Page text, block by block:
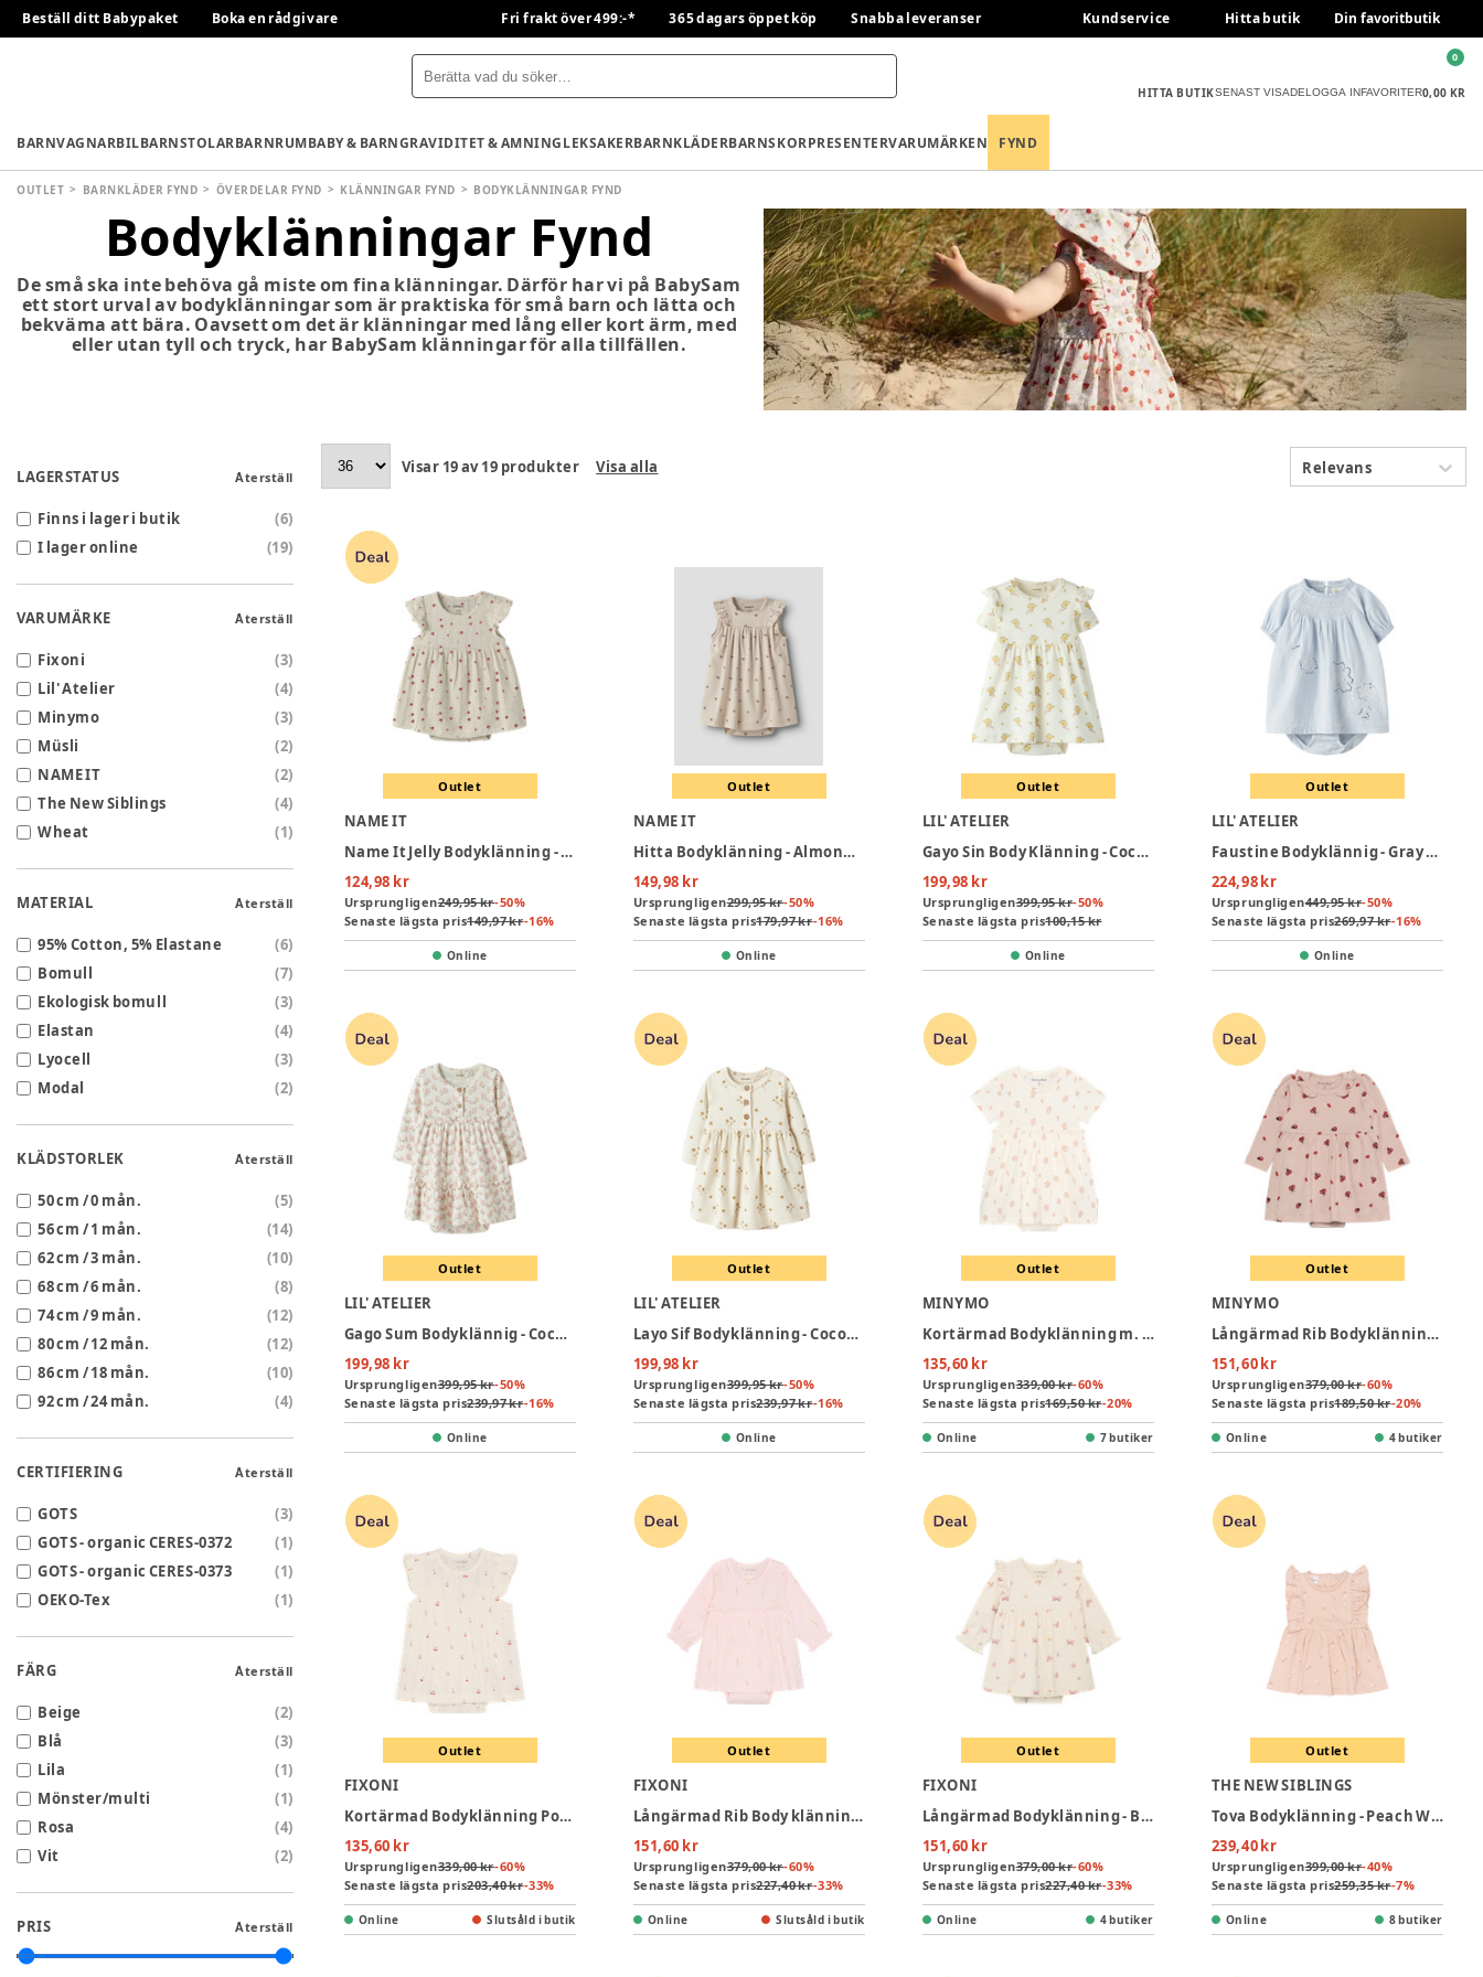
Beställ ditt Babypaket Boka en rådgivare Fri frakt över 499:-* 365 dagars öppet köp Snabba leveranser Kundservice Hitta butik Din favoritbutik
HITTA BUTIKSENAST VISADELOGGA INFAVORITER0,00 KR
0
BARNVAGNARBILBARNSTOLARBARNRUMBABY & BARNGRAVIDITET & AMNINGLEKSAKERBARNKLÄDERBARNSKORPRESENTERVARUMÄRKEN FYND
OUTLET BARNKLÄDER FYND ÖVERDELAR FYND KLÄNNINGAR FYND BODYKLÄNNINGAR FYND
Bodyklänningar Fynd
De små ska inte behöva gå miste om fina klänningar. Därför har vi på BabySam
ett stort urval av bodyklänningar som är praktiska för små barn och lätta och
bekväma att bära. Oavsett om det är klänningar med lång eller kort ärm, med
eller utan tyll och tryck, har BabySam klänningar för alla tillfällen.
LAGERSTATUS Återställ
Finns i lager i butik (6)
I lager online
(19)
VARUMÄRKE Återställ
Fixoni (3)
Lil' Atelier
(4)
Minymo
(3)
Müsli
(2)
NAME IT
(2)
The New Siblings
(4)
Wheat
(1)
MATERIAL Återställ
95% Cotton, 5% Elastane (6)
Bomull
(7)
Ekologisk bomull
(3)
Elastan
(4)
Lyocell
(3)
Modal
(2)
KLÄDSTORLEK Återställ
50 cm / 0 mån. (5)
56 cm / 1 mån.
(14)
62 cm / 3 mån.
(10)
68 cm / 6 mån.
(8)
74 cm / 9 mån.
(12)
80 cm / 12 mån.
(12)
86 cm / 18 mån.
(10)
92 cm / 24 mån.
(4)
CERTIFIERING Återställ
GOTS (3)
GOTS - organic CERES-0372
(1)
GOTS - organic CERES-0373
(1)
OEKO-Tex
(1)
FÄRG Återställ
Beige (2)
Blå
(3)
Lila
(1)
Mönster/multi
(1)
Rosa
(4)
Vit
(2)
PRIS Återställ
Visar 19av19 produkter Visa alla Relevans
Outlet
NAME IT
Name It Jelly Bodyklänning - Peyote Melange
124,98 kr
Ursprungligen249,95 kr-50%
Senaste lägsta pris149,97 kr-16%
Online
Outlet
NAME IT
Hitta Bodyklänning - Almond milk
149,98 kr
Ursprungligen299,95 kr-50%
Senaste lägsta pris179,97 kr-16%
Online
Outlet
LIL' ATELIER
Gayo Sin Body Klänning - Coconut Milk
199,98 kr
Ursprungligen399,95 kr-50%
Senaste lägsta pris100,15 kr
Online
Outlet
LIL' ATELIER
Faustine Bodyklännig - Gray Dawn
224,98 kr
Ursprungligen449,95 kr-50%
Senaste lägsta pris269,97 kr-16%
Online
Outlet
LIL' ATELIER
Gago Sum Bodyklännig - Coconut Milk
199,98 kr
Ursprungligen399,95 kr-50%
Senaste lägsta pris239,97 kr-16%
Online
Outlet
LIL' ATELIER
Layo Sif Bodyklänning - Coconut Milk
199,98 kr
Ursprungligen399,95 kr-50%
Senaste lägsta pris239,97 kr-16%
Online
Outlet
MINYMO
Kortärmad Bodyklänning m. Tryck - Vanilla Ice
135,60 kr
Ursprungligen339,00 kr-60%
Senaste lägsta pris169,50 kr-20%
Online 7 butiker
Outlet
MINYMO
Långärmad Rib Bodyklänning m. Tryck - Peach Whip
151,60 kr
Ursprungligen379,00 kr-60%
Senaste lägsta pris189,50 kr-20%
Online 4 butiker
Outlet
FIXONI
Kortärmad Bodyklänning Pointelle - Eggnog
135,60 kr
Ursprungligen339,00 kr-60%
Senaste lägsta pris203,40 kr-33%
Online Slutsåld i butik
Outlet
FIXONI
Långärmad Rib Body klänning - Potpourri
151,60 kr
Ursprungligen379,00 kr-60%
Senaste lägsta pris227,40 kr-33%
Online Slutsåld i butik
Outlet
FIXONI
Långärmad Bodyklänning - Bleached Mauve
151,60 kr
Ursprungligen379,00 kr-60%
Senaste lägsta pris227,40 kr-33%
Online 4 butiker
Outlet
THE NEW SIBLINGS
Tova Bodyklänning - Peach Whip AOP
239,40 kr
Ursprungligen399,00 kr-40%
Senaste lägsta pris259,35 kr-7%
Online 8 butiker